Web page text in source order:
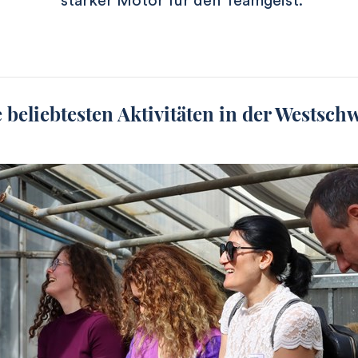
beliebtesten Aktivitäten in der